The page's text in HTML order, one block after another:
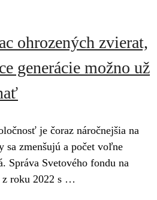
ohrozených zvierat,
generácie možno už
je čoraz náročnejšia na
sa zmenšujú a počet voľne
Správa Svetového fondu na
z roku 2022 s …